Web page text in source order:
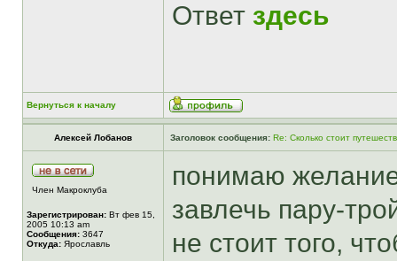
Ответ здесь
Вернуться к началу
Алексей Лобанов Заголовок сообщения: Re: Сколько стоит
Член Макроклуба
Зарегистрирован: Вт фев 15,
2005 10:13 am
Сообщения: 3647
Откуда: Ярославль
понимаю
завлечь пару-
не стоит того,